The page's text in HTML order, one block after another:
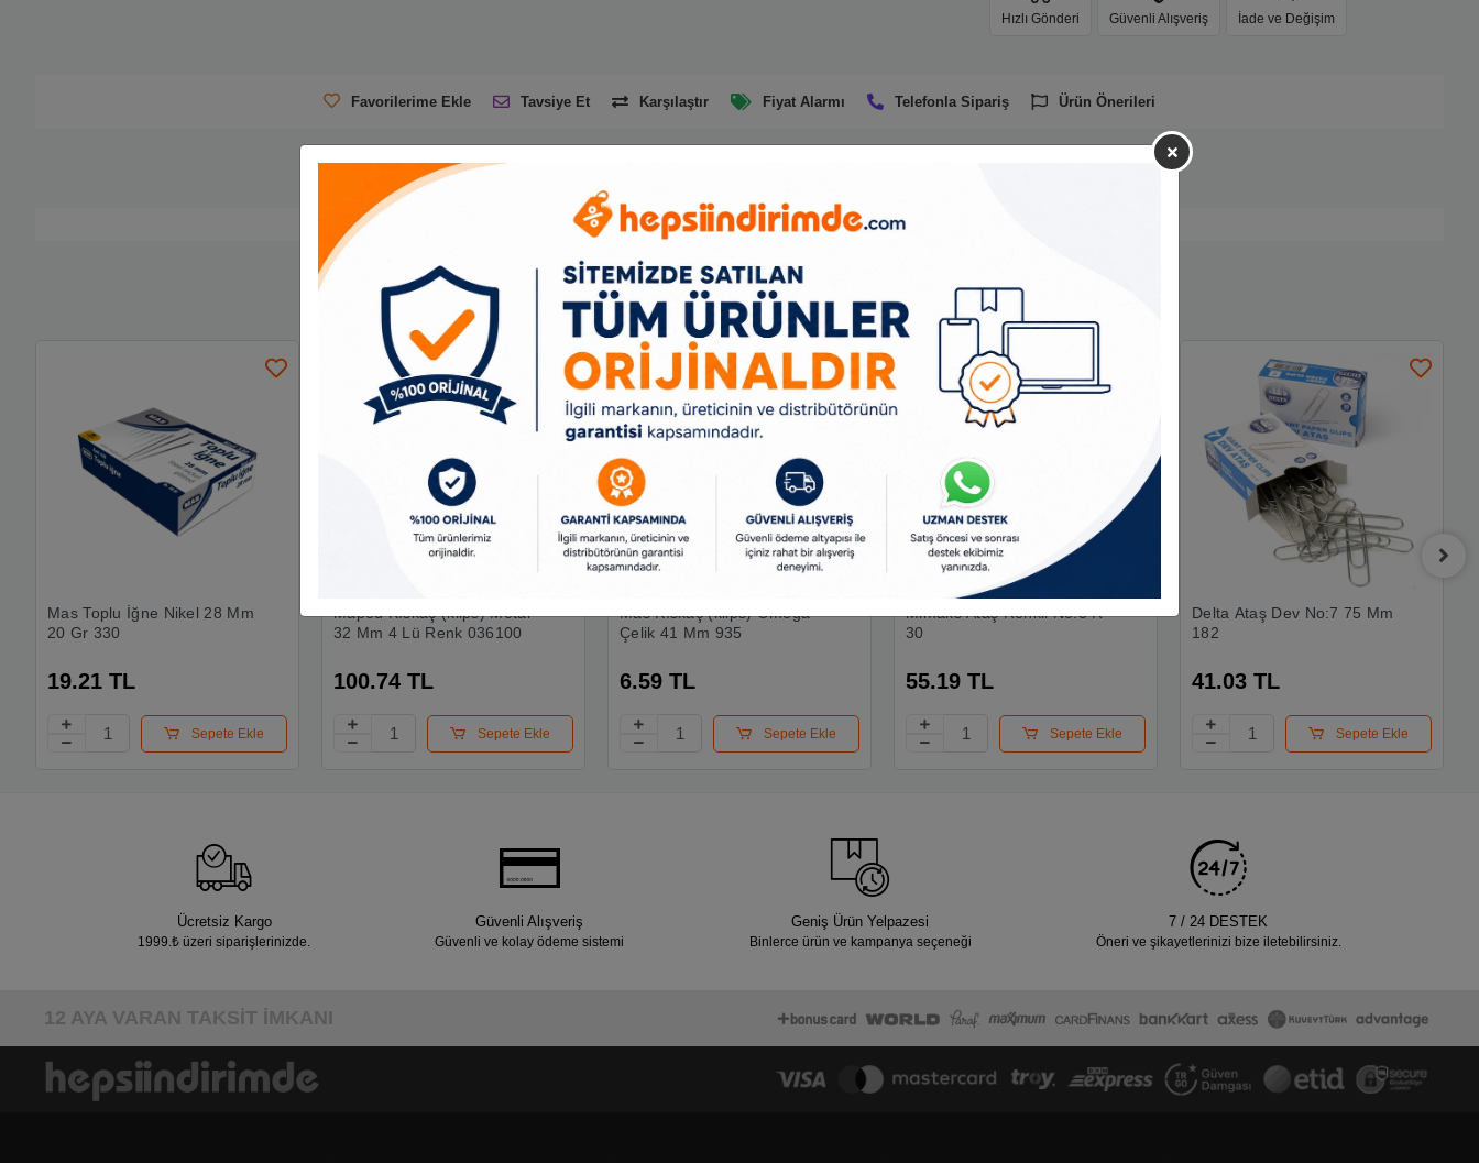
Hızlı Gönderi Güvenli Alışveriş İade ve Değişim
Favorilerime Ekle Tavsiye Et Karşılaştır Fiyat Alarmı Telefonla Sipariş Ürün Önerileri
Benzer Ürünler
Mas Toplu İğne Nikel 28 Mm
20 Gr 330
19.21 TL
Sepete Ekle
Maped Kıskaç (klips) Metal
32 Mm 4 Lü Renk 036100
100.74 TL
Sepete Ekle
Mas Kıskaç (klips) Omega
Çelik 41 Mm 935
6.59 TL
Sepete Ekle
Mimaks Ataş Renkli No:3 R-
30
55.19 TL
Sepete Ekle
Delta Ataş Dev No:7 75 Mm
182
41.03 TL
Sepete Ekle
Ücretsiz Kargo
1999.₺ üzeri siparişlerinizde.
Güvenli Alışveriş
Güvenli ve kolay ödeme sistemi
Geniş Ürün Yelpazesi
Binlerce ürün ve kampanya seçeneği
7 / 24 DESTEK
Öneri ve şikayetlerinizi bize iletebilirsiniz.
12 AYA VARAN TAKSİT İMKANI